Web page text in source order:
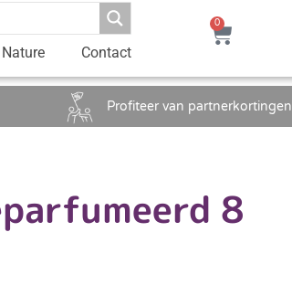
Contact
0
Profiteer van partnerkortingen
8